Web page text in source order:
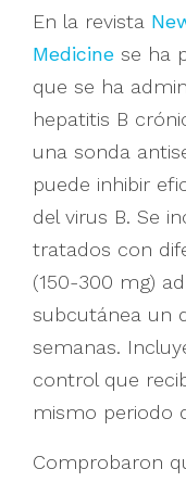
En la revista
Medicine se ha
que se ha
hepatitis B
una sonda
puede inhibir
del virus B. Se
tratados con
(150-300 mg)
subcutánea un
semanas.
control que
mismo periodo
Comprobaron